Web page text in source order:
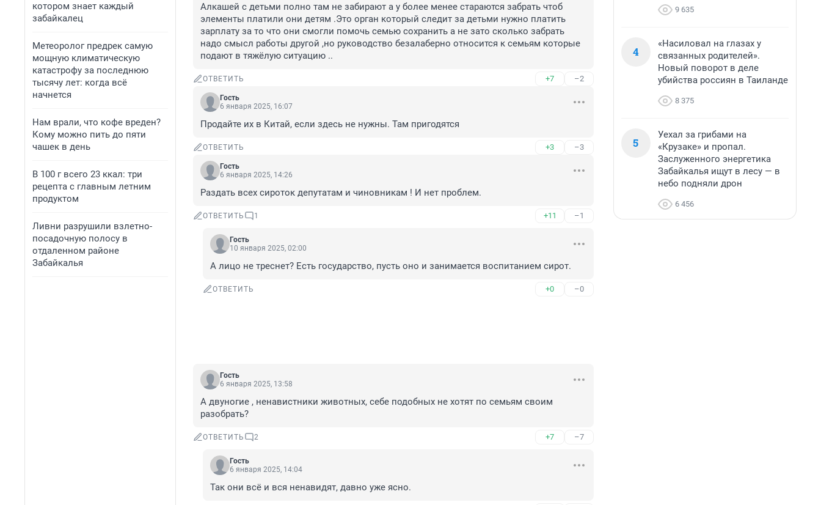
котором знает каждый
забайкалец
Метеоролог предрек самую
мощную климатическую
катастрофу за последнюю
тысячу лет: когда всё
начнется
Нам врали, что кофе вреден?
Кому можно пить до пяти
чашек в день
В 100 г всего 23 ккал: три
рецепта с главным летним
продуктом
Ливни разрушили взлетно-
посадочную полосу в
отдаленном районе
Забайкалья
Алкашей с детьми полно там не забирают а у более менее стараются забрать чтоб
элементы платили они детям .Это орган который следит за детьми нужно платить
зарплату за то что они смогли помочь семью сохранить а не зато сколько забрать
надо смысл работы другой ,но руководство безалаберно относится к семьям которые
подают в тяжёлую ситуацию ..
ОТВЕТИТЬ +7 –2
Гость
6 января 2025, 16:07
Продайте их в Китай, если здесь не нужны. Там пригодятся
ОТВЕТИТЬ +3 –3
Гость
6 января 2025, 14:26
Раздать всех сироток депутатам и чиновникам ! И нет проблем.
ОТВЕТИТЬ 1 +11 –1
Гость
10 января 2025, 02:00
А лицо не треснет? Есть государство, пусть оно и занимается воспитанием сирот.
ОТВЕТИТЬ +0 –0
Гость
6 января 2025, 13:58
А двуногие , ненавистники животных, себе подобных не хотят по семьям своим
разобрать?
ОТВЕТИТЬ 2 +7 –7
Гость
6 января 2025, 14:04
Так они всё и вся ненавидят, давно уже ясно.
9 635
4
«Насиловал на глазах у
связанных родителей».
Новый поворот в деле
убийства россиян в Таиланде
8 375
5
Уехал за грибами на
«Крузаке» и пропал.
Заслуженного энергетика
Забайкалья ищут в лесу — в
небо подняли дрон
6 456